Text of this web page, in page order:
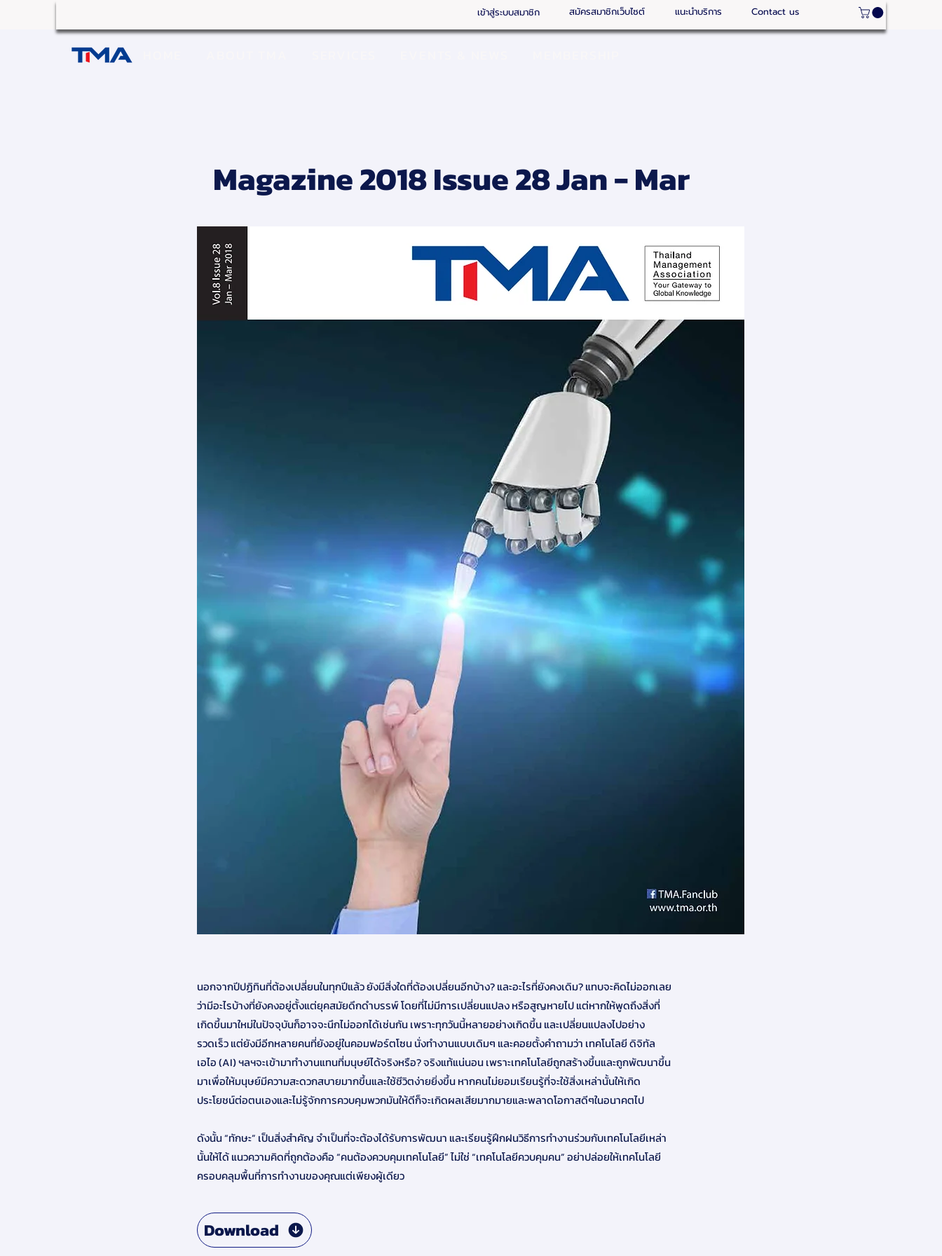
เข้าสู่ระบบสมาชิก สมัครสมาชิกเว็บไซต์ แนะนำบริการ Contact us
Magazine 2018 Issue 28 Jan - Mar
นอกจากปีปฏิทินที่ต้องเปลี่ยนในทุกปีแล้ว ยังมีสิ่งใดที่ต้องเปลี่ยนอีกบ้าง? และอะไรที่ยังคงเดิม? แทบจะคิดไม่ออกเลย
ว่ามีอะไรบ้างที่ยังคงอยู่ตั้งแต่ยุคสมัยดึกดำบรรพ์ โดยที่ไม่มีการเปลี่ยนแปลง หรือสูญหายไป แต่หากให้พูดถึงสิ่งที่
เกิดขึ้นมาใหม่ในปัจจุบันก็อาจจะนึกไม่ออกได้เช่นกัน เพราะทุกวันนี้หลายอย่างเกิดขึ้น และเปลี่ยนแปลงไปอย่าง
รวดเร็ว แต่ยังมีอีกหลายคนที่ยังอยู่ในคอมฟอร์ตโซน นั่งทำงานแบบเดิมๆ และคอยตั้งคำถามว่า เทคโนโลยี ดิจิทัล
เอไอ (AI) ฯลฯจะเข้ามาทำงานแทนที่มนุษย์ได้จริงหรือ? จริงแท้แน่นอน เพราะเทคโนโลยีถูกสร้างขึ้นและถูกพัฒนาขึ้น
มาเพื่อให้มนุษย์มีความสะดวกสบายมากขึ้นและใช้ชีวิตง่ายยิ่งขึ้น หากคนไม่ยอมเรียนรู้ที่จะใช้สิ่งเหล่านั้นให้เกิด
ประโยชน์ต่อตนเองและไม่รู้จักการควบคุมพวกมันให้ดีก็จะเกิดผลเสียมากมายและพลาดโอกาสดีๆในอนาคตไป
ดังนั้น “ทักษะ” เป็นสิ่งสำคัญ จำเป็นที่จะต้องได้รับการพัฒนา และเรียนรู้ฝึกฝนวิธีการทำงานร่วมกับเทคโนโลยีเหล่า
นั้นให้ได้ แนวความคิดที่ถูกต้องคือ “คนต้องควบคุมเทคโนโลยี” ไม่ใช่ “เทคโนโลยีควบคุมคน” อย่าปล่อยให้เทคโนโลยี
ครอบคลุมพื้นที่การทำงานของคุณแต่เพียงผู้เดียว
Download